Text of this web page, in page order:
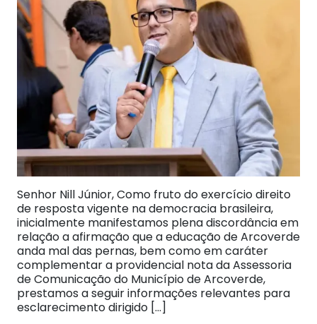
Senhor Nill Júnior, Como fruto do exercício direito
de resposta vigente na democracia brasileira,
inicialmente manifestamos plena discordância em
relação a afirmação que a educação de Arcoverde
anda mal das pernas, bem como em caráter
complementar a providencial nota da Assessoria
de Comunicação do Município de Arcoverde,
prestamos a seguir informações relevantes para
esclarecimento dirigido […]